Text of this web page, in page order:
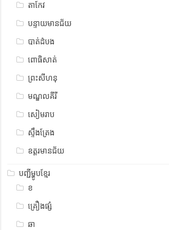
តាកែវ
បន្ទាយមានជ័យ
បាត់ដំបង
ពោធិសាត់
ព្រះសីហនុ
មណ្ឌលគីរី
សៀមរាប
ស្ទឹង​​ត្រែង
ឧត្ដរមានជ័យ
បញ្ជីម្ហូបខ្មែរ
ខ
គ្រឿងផ្សំ
ឆា